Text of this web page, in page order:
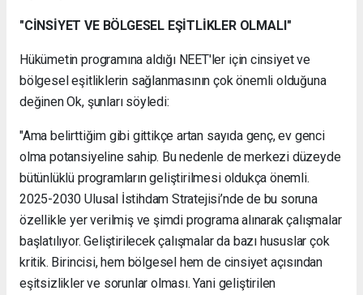
"CİNSİYET VE BÖLGESEL EŞİTLİKLER OLMALI"
Hükümetin programına aldığı NEET'ler için cinsiyet ve
bölgesel eşitliklerin sağlanmasının çok önemli olduğuna
değinen Ok, şunları söyledi:
"Ama belirttiğim gibi gittikçe artan sayıda genç, ev genci
olma potansiyeline sahip. Bu nedenle de merkezi düzeyde
bütünlüklü programların geliştirilmesi oldukça önemli.
2025-2030 Ulusal İstihdam Stratejisi’nde de bu soruna
özellikle yer verilmiş ve şimdi programa alınarak çalışmalar
başlatılıyor. Geliştirilecek çalışmalar da bazı hususlar çok
kritik. Birincisi, hem bölgesel hem de cinsiyet açısından
eşitsizlikler ve sorunlar olması. Yani geliştirilen